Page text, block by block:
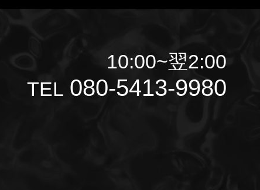
10:00~翌2:00
TEL 080-5413-9980